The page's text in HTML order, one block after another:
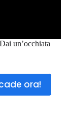
un’occhiata
ora!